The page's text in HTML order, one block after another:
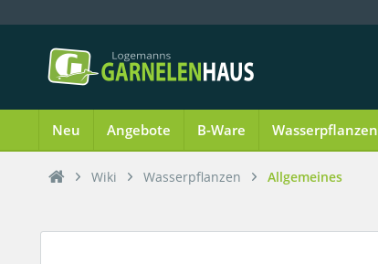
Neu Angebote B-Ware Wasserpflanzen
Wiki Wasserpflanzen Allgemeines